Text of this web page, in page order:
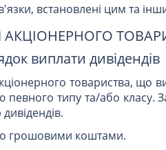
встановлені цим та
АКЦІОНЕРНОГО
виплати дивідендів
товариства, що
типу та/або класу.
грошовими коштами.